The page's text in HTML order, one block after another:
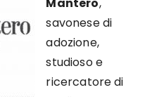
savonese di
adozione,
studioso e
ricercatore di